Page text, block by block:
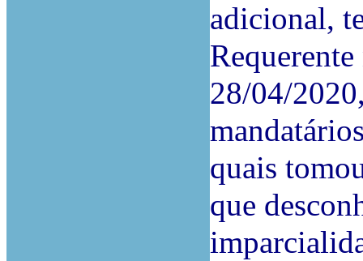
adicional,
28/04/
quais
que